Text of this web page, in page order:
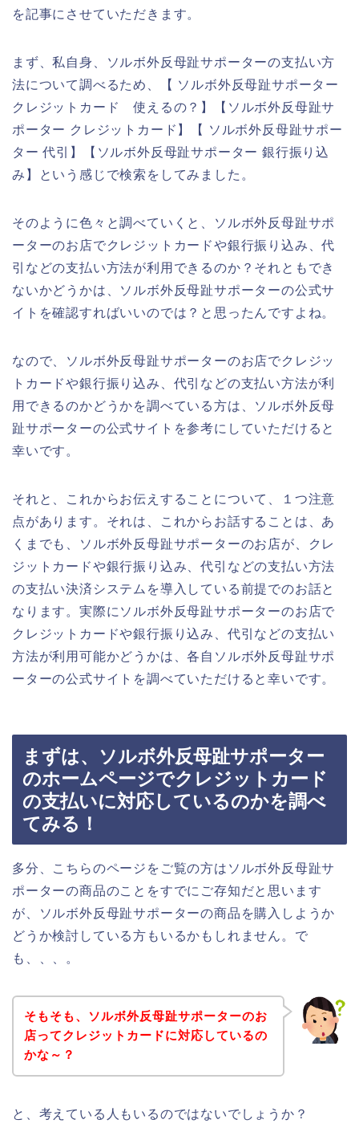
を記事にさせていただきます。
まず、私自身、ソルボ外反母趾サポーターの支払い方
法について調べるため、【 ソルボ外反母趾サポーター
クレジットカード 使えるの？】【ソルボ外反母趾サ
ポーター クレジットカード】【 ソルボ外反母趾サポー
ター 代引】【ソルボ外反母趾サポーター 銀行振り込
み】という感じで検索をしてみました。
そのように色々と調べていくと、ソルボ外反母趾サポ
ーターのお店でクレジットカードや銀行振り込み、代
引などの支払い方法が利用できるのか？それともでき
ないかどうかは、ソルボ外反母趾サポーターの公式サ
イトを確認すればいいのでは？と思ったんですよね。
なので、ソルボ外反母趾サポーターのお店でクレジッ
トカードや銀行振り込み、代引などの支払い方法が利
用できるのかどうかを調べている方は、ソルボ外反母
趾サポーターの公式サイトを参考にしていただけると
幸いです。
それと、これからお伝えすることについて、１つ注意
点があります。それは、これからお話することは、あ
くまでも、ソルボ外反母趾サポーターのお店が、クレ
ジットカードや銀行振り込み、代引などの支払い方法
の支払い決済システムを導入している前提でのお話と
なります。実際にソルボ外反母趾サポーターのお店で
クレジットカードや銀行振り込み、代引などの支払い
方法が利用可能かどうかは、各自ソルボ外反母趾サポ
ーターの公式サイトを調べていただけると幸いです。
まずは、ソルボ外反母趾サポーター
のホームページでクレジットカード
の支払いに対応しているのかを調べ
てみる！
多分、こちらのページをご覧の方はソルボ外反母趾サ
ポーターの商品のことをすでにご存知だと思います
が、ソルボ外反母趾サポーターの商品を購入しようか
どうか検討している方もいるかもしれません。で
も、、、。
そもそも、ソルボ外反母趾サポーターのお
店ってクレジットカードに対応しているの
かな～？
と、考えている人もいるのではないでしょうか？